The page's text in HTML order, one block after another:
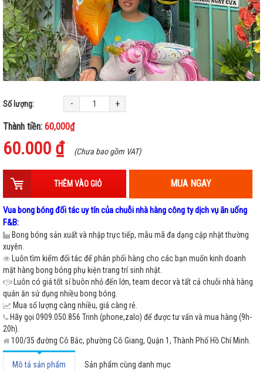
Số lượng: - +
Thành tiền: 60,000₫
60.000 ₫ (Chưa bao gồm VAT)
THÊM VÀO GIỎ MUA NGAY
Vua bong bóng đối tác uy tín của chuỗi nhà hàng công ty dịch vụ ăn uống
F&B:
Bong bóng sản xuất và nhập trực tiếp, mẫu mã đa dạng cập nhật thường
xuyên.
Luôn tìm kiếm đối tác để phân phối hàng cho các bạn muốn kinh doanh
mặt hàng bong bóng phụ kiện trang trí sinh nhật.
Luôn có giá tốt sỉ buôn nhỏ đến lớn, team decor và tất cả chuỗi nhà hàng
quán ăn sử dụng nhiều bong bóng.
Mua số lượng càng nhiều, giá càng rẻ.
Hãy gọi 0909.050.856 Trinh (phone,zalo) để được tư vấn và mua hàng (9h-
20h).
100/35 đường Cô Bắc, phường Cô Giang, Quận 1, Thành Phố Hồ Chí Minh.
Mô tả sản phẩm Sản phẩm cùng danh mục